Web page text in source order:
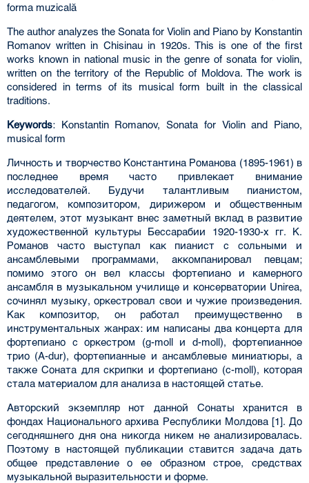
forma muzicală
The author analyzes the Sonata for Violin and Piano by Konstantin
Romanov written in Chisinau in 1920s. This is one of the first
works known in national music in the genre of sonata for violin,
written on the territory of the Republic of Moldova. The work is
considered in terms of its musical form built in the classical
traditions.
Keywords: Konstantin Romanov, Sonata for Violin and Piano,
musical form
Личность и творчество Константина Романова (1895-1961) в
последнее время часто привлекает внимание
исследователей. Будучи талантливым пианистом,
педагогом, композитором, дирижером и общественным
деятелем, этот музыкант внес заметный вклад в развитие
художественной культуры Бессарабии 1920-1930-х гг. К.
Романов часто выступал как пианист с сольными и
ансамблевыми программами, аккомпанировал певцам;
помимо этого он вел классы фортепиано и камерного
ансамбля в музыкальном училище и консерватории Unirea,
сочинял музыку, оркестровал свои и чужие произведения.
Как композитор, он работал преимущественно в
инструментальных жанрах: им написаны два концерта для
фортепиано с оркестром (g-moll и d-moll), фортепианное
трио (A-dur), фортепианные и ансамблевые миниатюры, а
также Соната для скрипки и фортепиано (c-moll), которая
стала материалом для анализа в настоящей статье.
Авторский экземпляр нот данной Сонаты хранится в
фондах Национального архива Республики Молдова [1]. До
сегодняшнего дня она никогда никем не анализировалась.
Поэтому в настоящей публикации ставится задача дать
общее представление о ее образном строе, средствах
музыкальной выразительности и форме.